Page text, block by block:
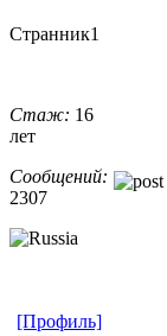
Странник1
Стаж: 16
лет
Сообщений:
2307
[Профиль]